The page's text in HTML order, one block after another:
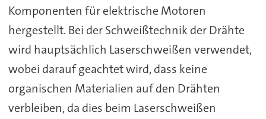
Komponenten für elektrische Motoren
hergestellt. Bei der Schweißtechnik der Drähte
wird hauptsächlich Laserschweißen verwendet,
wobei darauf geachtet wird, dass keine
organischen Materialien auf den Drähten
verbleiben, da dies beim Laserschweißen